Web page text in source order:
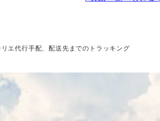
エ代行手配、配送先までのトラッキング